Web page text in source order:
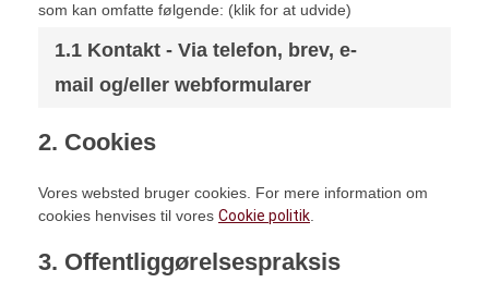
som kan omfatte følgende: (klik for at udvide)
1.1 Kontakt - Via telefon, brev, e-
mail og/eller webformularer
2. Cookies
Vores websted bruger cookies. For mere information om
cookies henvises til vores Cookie politik
3. Offentliggørelsespraksis